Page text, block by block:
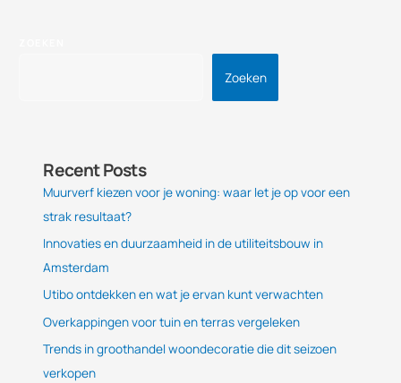
Zoeken
Recent Posts
Muurverf kiezen voor je woning: waar let je op voor een
strak resultaat?
Innovaties en duurzaamheid in de utiliteitsbouw in
Amsterdam
Utibo ontdekken en wat je ervan kunt verwachten
Overkappingen voor tuin en terras vergeleken
Trends in groothandel woondecoratie die dit seizoen
verkopen